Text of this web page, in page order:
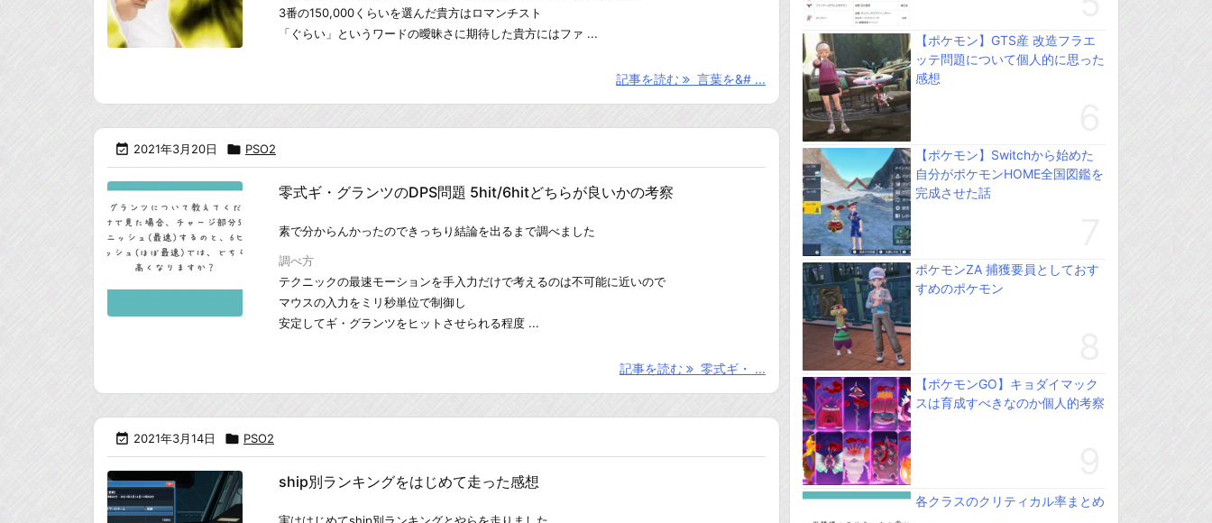
3番の150,000くらいを選んだ貴方はロマンチスト
「ぐらい」というワードの曖昧さに期待した貴方にはファ ...
記事を読む 言葉を&# ...
 2021年3月20日  PSO2
零式ギ・グランツのDPS問題 5hit/6hitどちらが良いかの考察
素で分からんかったのできっちり結論を出るまで調べました
調べ方
テクニックの最速モーションを手入力だけで考えるのは不可能に近いので
マウスの入力をミリ秒単位で制御し
安定してギ・グランツをヒットさせられる程度 ...
記事を読む 零式ギ・ ...
 2021年3月14日  PSO2
ship別ランキングをはじめて走った感想
【ポケモン】GTS産 改造フラエ
ッテ問題について個人的に思った
感想
【ポケモン】Switchから始めた
自分がポケモンHOME全国図鑑を
完成させた話
ポケモンZA 捕獲要員としておす
すめのポケモン
【ポケモンGO】キョダイマック
スは育成すべきなのか個人的考察
各クラスのクリティカル率まとめ